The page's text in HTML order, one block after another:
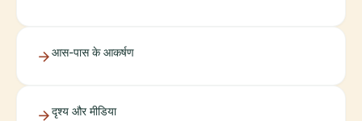
आस-पास के आकर्षण
दृश्य और मीडिया